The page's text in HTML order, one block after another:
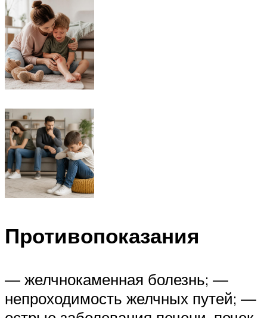
Противопоказания
— желчнокаменная болезнь; —
непроходимость желчных путей; —